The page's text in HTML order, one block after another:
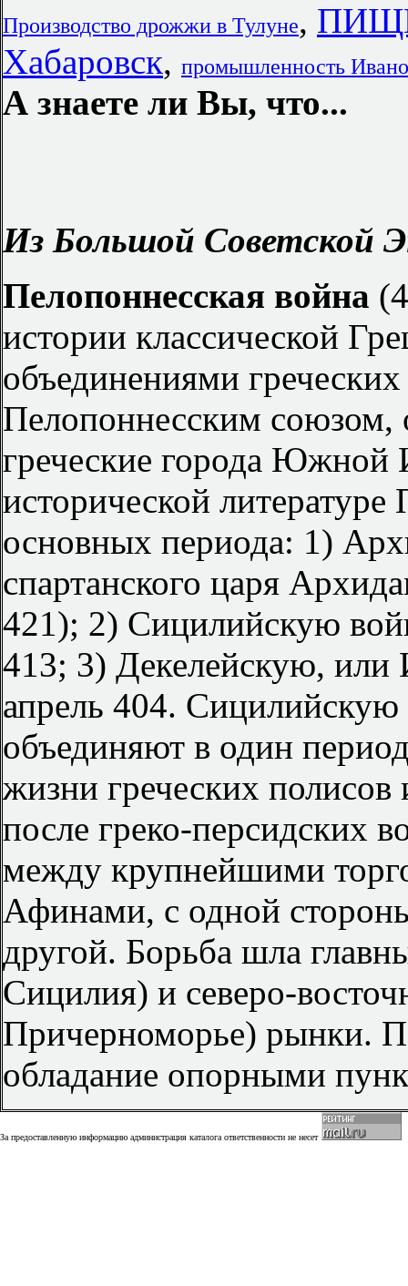
Производство дрожжи в Тулуне,
Хабаровск, промышленность
А знаете ли Вы, что...
Из Большой Советской
Пелопоннесская война
истории классической
объединениями
Пелопоннесским
греческие города
исторической
основных периода: 1)
спартанского царя
421); 2) Сицилийскую
413; 3) Декелейскую,
апрель 404.
объединяют в один
жизни греческих
после греко-персидских
между крупнейшими
Афинами, с одной
другой. Борьба шла
Сицилия) и северо-
Причерноморье) рынки.
обладание опорными
За предоставленную информацию администрация каталога ответственности не несет